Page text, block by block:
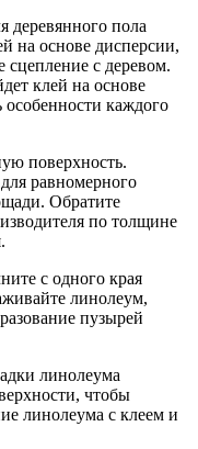
деревянного пола
на основе дисперсии,
сцепление с деревом.
клей на основе
каждого
поверхность.
равномерного
Обратите
по толщине
с одного края
линолеум,
пузырей
линолеума
чтобы
линолеума с клеем и